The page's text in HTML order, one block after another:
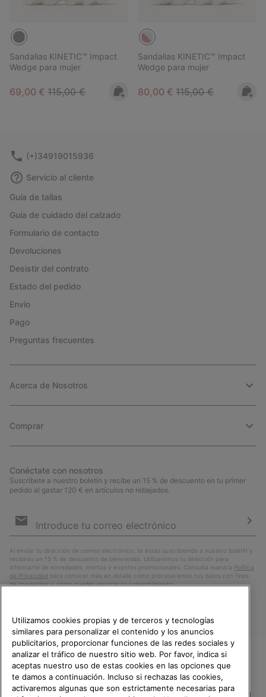
Sandalias KINETIC™ Impact
Wedge para mujer
Sale price:
69,00 € Regular price:
115,00 €
Sandalias KINETIC™ Impact
Wedge para mujer
Sale price:
80,00 € Regular price:
115,00 €
(+)34919015936
Servicio al cliente
Guía de tallas
Guía de cuidado del calzado
Formulario de contacto
Devoluciones
Desistir del contrato
Estado del pedido
Envío
Pago
Preguntas frecuentes
Acerca de Nosotros
Comprar
Conéctate con nosotros
Suscríbete a nuestro boletín y recibe un 15 % de descuento en tu primer
pedido al gastar 120 € en artículos no rebajados.
de
Al enviar tu dirección de correo electrónico, te estás suscribiendo a nuestro boletín y
recibirás un 15 % de descuento de bienvenida. Utilizaremos tu dirección para
informarte de novedades, ofertas y eventos promocionales. Consulta nuestra Política
de Privacidad para conocer más en detalle cómo procesaremos tus datos con fines
de ’marketing’ y cómo puedes revocar tu consentimiento.
TE DAMOS LA BIENVENIDA A
SOREL.
Utilizamos cookies propias y de terceros y tecnologías
similares para personalizar el contenido y los anuncios
publicitarios, proporcionar funciones de las redes sociales y
analizar el tráfico de nuestro sitio web. Por favor, indica si
aceptas nuestro uso de estas cookies en las opciones que
te damos a continuación. Incluso si rechazas las cookies,
activaremos algunas que son estrictamente necesarias para